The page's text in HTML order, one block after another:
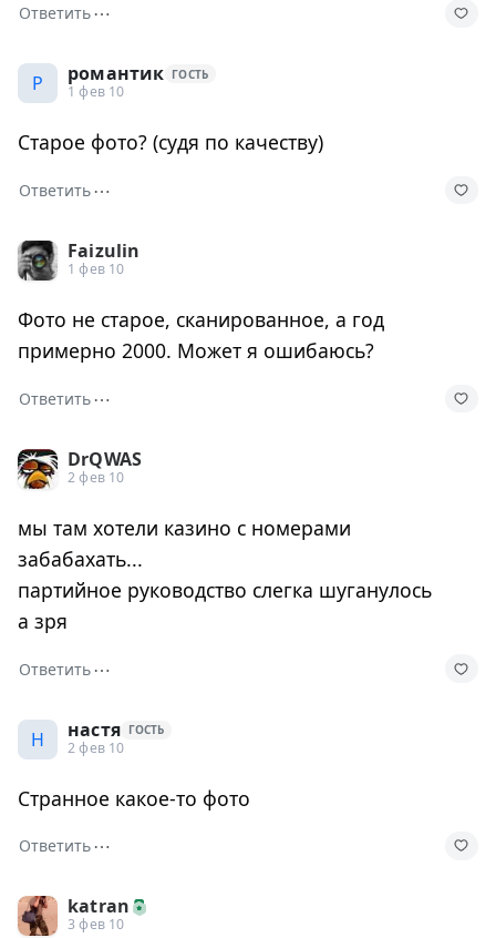
Ответить⋯
Р романтик ГОСТЬ
1 фев 10
Старое фото? (судя по качеству)
Ответить⋯
Faizulin
1 фев 10
Фото не старое, сканированное, а год
примерно 2000. Может я ошибаюсь?
Ответить⋯
DrQWAS
2 фев 10
мы там хотели казино с номерами
забабахать...
партийное руководство слегка шуганулось
а зря
Ответить⋯
Н настя ГОСТЬ
2 фев 10
Странное какое-то фото
Ответить⋯
katran
3 фев 10